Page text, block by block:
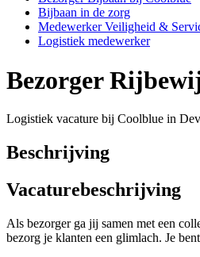
Bijbaan in de zorg
Medewerker Veiligheid &
Logistiek medewerker
Bezorger
Logistiek vacature bij Coolblue in
Beschrijving
Vacaturebeschrijving
Als bezorger ga jij samen met een
bezorg je klanten een glimlach. Je